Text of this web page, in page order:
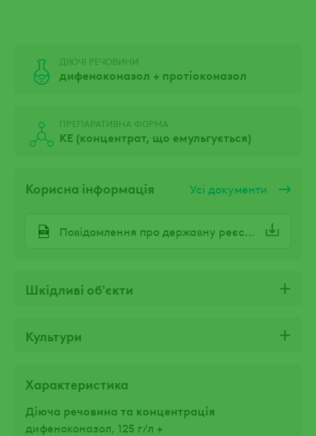
ДІЮЧІ РЕЧОВИНИ
дифеноконазол + протіоконазол
ПРЕПАРАТИВНА ФОРМА
КЕ (концентрат, що емульгується)
Корисна інформація Усі документи
Повідомлення про державну реєстрацію МЕГАНІК.pdf
Шкідливі об'єкти
Культури
Характеристика
Діюча речовина та концентрація
дифеноконазол, 125 г/л +